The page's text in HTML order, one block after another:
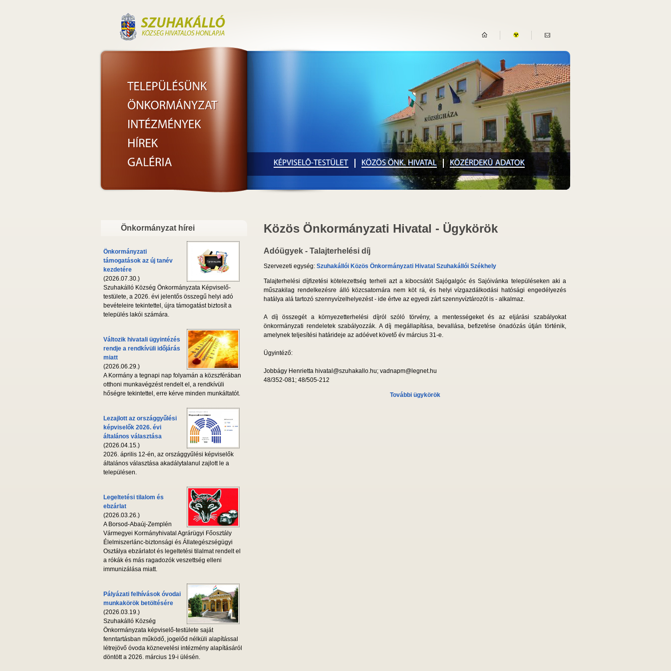
Önkormányzat hírei
Önkormányzati
támogatások az új tanév
kezdetére
(2026.07.30.)
Szuhakálló Község Önkormányzata Képviselő-
testülete, a 2026. évi jelentős összegű helyi adó
bevételeire tekintettel, újra támogatást biztosít a
település lakói számára.
Változik hivatali ügyintézés
rendje a rendkívüli időjárás
miatt
(2026.06.29.)
A Kormány a tegnapi nap folyamán a közszférában
otthoni munkavégzést rendelt el, a rendkívüli
hőségre tekintettel, erre kérve minden munkáltatót.
Lezajlott az országgyűlési
képviselők 2026. évi
általános választása
(2026.04.15.)
2026. április 12-én, az országgyűlési képviselők
általános választása akadálytalanul zajlott le a
településen.
Legeltetési tilalom és
ebzárlat
(2026.03.26.)
A Borsod-Abaúj-Zemplén
Vármegyei Kormányhivatal Agrárügyi Főosztály
Élelmiszerlánc-biztonsági és Állategészségügyi
Osztálya ebzárlatot és legeltetési tilalmat rendelt el
a rókák és más ragadozók veszettség elleni
immunizálása miatt.
Pályázati felhívások óvodai
munkakörök betöltésére
(2026.03.19.)
Szuhakálló Község
Önkormányzata képviselő-testülete saját
fenntartásban működő, jogelőd nélküli alapítással
létrejövő óvoda köznevelési intézmény alapításáról
döntött a 2026. március 19-i ülésén.
Közös Önkormányzati Hivatal - Ügykörök
Adóügyek - Talajterhelési díj
Szervezeti egység: Szuhakállói Közös Önkormányzati Hivatal Szuhakállói Székhely
Talajterhelési díjfizetési kötelezettség terheli azt a kibocsátót Sajógalgóc és Sajóivánka településeken aki a
műszakilag rendelkezésre álló közcsatornára nem köt rá, és helyi vízgazdálkodási hatósági engedélyezés
hatálya alá tartozó szennyvízelhelyezést - ide értve az egyedi zárt szennyvíztározót is - alkalmaz.
A díj összegét a környezetterhelési díjról szóló törvény, a mentességeket és az eljárási szabályokat
önkormányzati rendeletek szabályozzák. A díj megállapítása, bevallása, befizetése önadózás útján történik,
amelynek teljesítési határideje az adóévet követő év március 31-e.
Ügyintéző:
Jobbágy Henrietta hivatal@szuhakallo.hu; vadnapm@legnet.hu
48/352-081; 48/505-212
További ügykörök